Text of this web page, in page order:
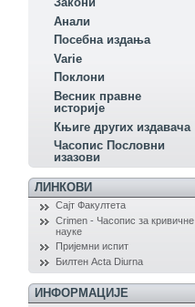
Aнали
Посебна издања
Variе
Поклони
Весник правне
историје
Књиге других издавача
Часопис Пословни
изазови
ЛИНКОВИ
Сајт Факултета
Crimen - Часопис за кривичне
науке
Пријемни испит
Билтен Acta Diurna
ИНФОРМАЦИЈЕ
О ПРАВУ -...
О ПРАВУ -...